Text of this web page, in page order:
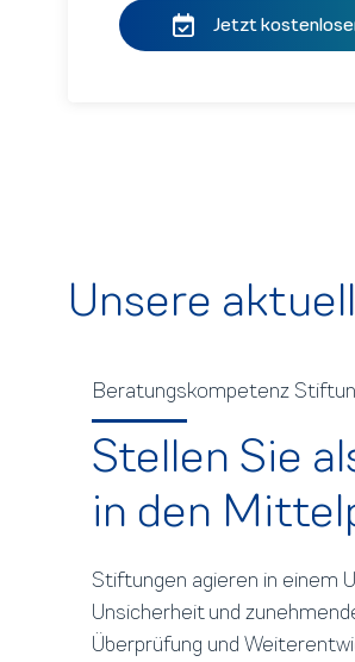
Jetzt
Unsere
Beratungskompetenz
Stellen Sie
in den
Stiftungen agieren in einem
Unsicherheit und
Überprüfung und